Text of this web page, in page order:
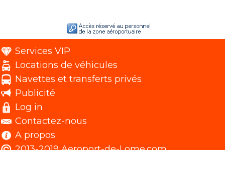
Services VIP
Locations de véhicules
Navettes et transferts privés
Publicité
Log in
Contactez-nous
A propos
2013-2019 Aeroport-de-Lome.com.